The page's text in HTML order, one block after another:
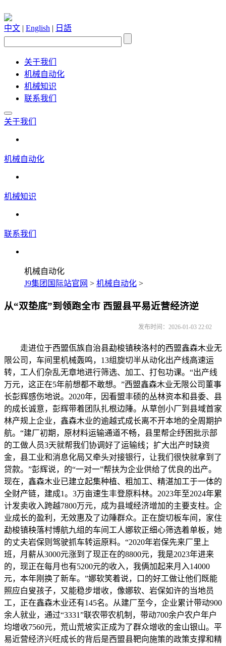
中文 | English | 日語
关于我们
机械自动化
机械知识
联系我们
关于我们
机械自动化
机械知识
联系我们
机械自动化
J9集团国际站官网 > 机械自动化 >
从“双垫底”到领跑全市 西盟县平易近营经济逆
发布时间：2026-01-03 22:02
走进位于西盟佤族自治县勐梭镇秧洛村的西盟鑫森木业无
限公司，车间里机械轰鸣，13组旋切半从动化出产线高速运
转，工人们杂乱无章地进行筛选、加工、打包功课。“出产线
万元，这正在5年前想都不敢想。”西盟鑫森木业无限公司董事
长彭辉感伤地说。2020年，因看盟丰硕的丛林资本和县委、县
的成长诚意，彭辉带着团队扎根边陲。从草创小厂到县域首家
林产规上企业，鑫森木业的逾越式成长离不开本地的全周期护
航。“建厂初期，原材料运输通道不畅，县里帮企纾困批示部
的工做人员3天就帮我们协调好了运输线；扩大出产时缺资
金，县工业和消息化局又牵头对接银行，让我们很快就拿到了
贷款。”彭辉说，的“一对一”帮扶为企业供给了优良的出产。
现在，鑫森木业已建立起集种植、粗加工、精湛加工于一体的
全财产链，建成1。3万亩速生丰登原料林。2023年至2024年累
计发卖收入跨越7800万元，成为县域经济增加的主要支柱。企
业成长的盈利，无效惠及了边陲群众。正在旋切板车间，家住
勐梭镇秧落村博航九组的车间工人娜软正细心筛选着单板，她
的丈夫岩保则驾驶抓车转运原料。“2020年岩保先来厂里上
班，月薪从3000元涨到了现正在的8800元，我是2023年进来
的，现正在每月也有5200元的收入，我俩加起来月入14000
元，本年刚换了新车。”娜软笑着说，口的好工做让他们既能
照应白叟孩子，又能稳步增收，像娜软、岩保如许的当地员
工，正在鑫森木业还有145名。从建厂至今，企业累计带动900
余人就业，通过“3331”联农带农机制，带动700余户农户年户
均增收7560元，荒山荒坡实正成为了群众增收的金山银山。平
易近营经济兴旺成长的背后是西盟县靶向施策的政策支撑和精